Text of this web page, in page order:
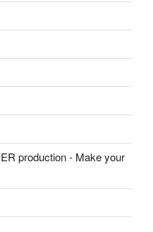
production - Make your